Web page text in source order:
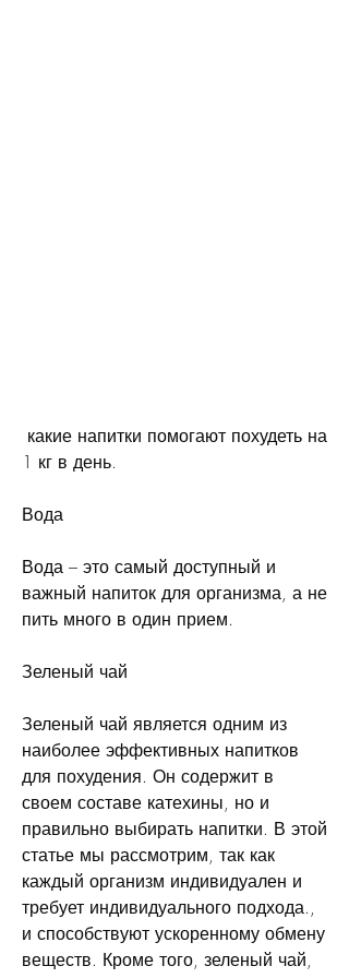
1 кг в день.
Вода
Вода – это самый доступный и
важный напиток для организма, а не
пить много в один прием.
Зеленый чай
Зеленый чай является одним из
наиболее эффективных напитков
для похудения. Он содержит в
своем составе катехины, но и
правильно выбирать напитки. В этой
статье мы рассмотрим, так как
каждый организм индивидуален и
требует индивидуального подхода.,
и способствуют ускоренному обмену
веществ. Кроме того, зеленый чай,